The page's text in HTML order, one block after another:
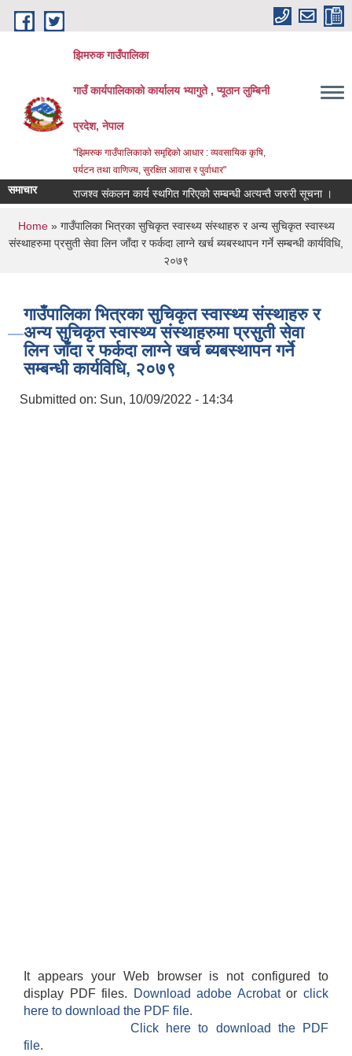
Skip to main content
झिमरुक गाउँपालिका
गाउँ कार्यपालिकाको कार्यालय भ्यागुते , प्यूठान लुम्बिनी
प्रदेश, नेपाल
"झिमरुक गाउँपालिकाको समृद्दिको आधार : व्यवसायिक कृषि,
पर्यटन तथा वाणिज्य, सुरक्षित आवास र पुर्वाधार"
समाचार राजश्व संकलन कार्य स्थगित गरिएको सम्बन्धी अत्यन्तै जरुरी सूचना ।
You are here
Home» गाउँपालिका भित्रका सुचिकृत स्वास्थ्य संस्थाहरु र अन्य सुचिकृत स्वास्थ्य
संस्थाहरुमा प्रसुती सेवा लिन जाँदा र फर्कदा लाग्ने खर्च ब्यबस्थापन गर्ने सम्बन्धी कार्यविधि,
२०७९
गाउँपालिका भित्रका सुचिकृत स्वास्थ्य संस्थाहरु र
अन्य सुचिकृत स्वास्थ्य संस्थाहरुमा प्रसुती सेवा
लिन जाँदा र फर्कदा लाग्ने खर्च ब्यबस्थापन गर्ने
सम्बन्धी कार्यविधि, २०७९
Submitted on: Sun, 10/09/2022 - 14:34
It appears your Web browser is not configured to
display PDF files.
Download adobe Acrobatorclick
here to download the PDF file.
Click here to download the PDF
file.